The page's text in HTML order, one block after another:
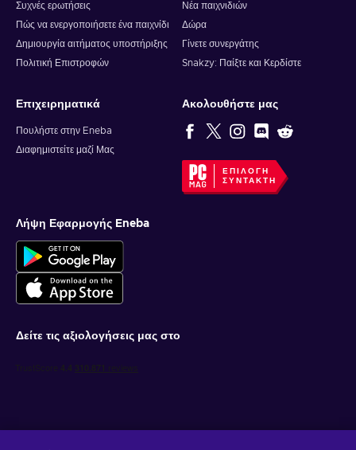
Συχνές ερωτήσεις
Πώς να ενεργοποιήσετε ένα παιχνίδι
Δημιουργία αιτήματος υποστήριξης
Πολιτική Επιστροφών
Νέα παιχνιδιών
Δώρα
Γίνετε συνεργάτης
Snakzy: Παίξτε και Κερδίστε
Επιχειρηματικά
Πουλήστε στην Eneba
Διαφημιστείτε μαζί Μας
Ακολουθήστε μας
ΕΠΙΛΟΓΉ
ΣΥΝΤΆΚΤΗ
Λήψη Εφαρμογής Eneba
Δείτε τις αξιολογήσεις μας στο